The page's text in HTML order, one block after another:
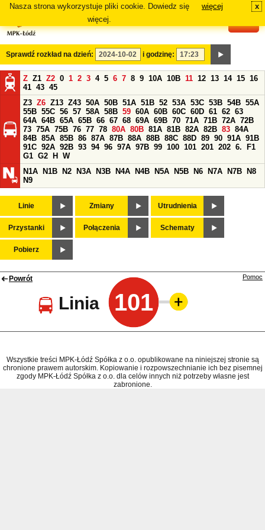
Nasza strona wykorzystuje pliki cookie. Dowiedz się
więcej.
więcej x
Sprawdź rozkład na dzień: i godzinę:
Z Z1 Z2 0 1 2 3 4 5 6 7 8 9 10A 10B 11 12 13 14 15 16
41 43 45
Z3 Z6 Z13 Z43 50A 50B 51A 51B 52 53A 53C 53B 54B 55A
55B 55C 56 57 58A 58B 59 60A 60B 60C 60D 61 62 63
64A 64B 65A 65B 66 67 68 69A 69B 70 71A 71B 72A 72B
73 75A 75B 76 77 78 80A 80B 81A 81B 82A 82B 83 84A
84B 85A 85B 86 87A 87B 88A 88B 88C 88D 89 90 91A 91B
91C 92A 92B 93 94 96 97A 97B 99 100 101 201 202 6.
F1
G1 G2 H
W
N1A
N1B N2 N3A N3B N4A N4B N5A N5B N6 N7A N7B
N8
N9
Linie Zmiany Utrudnienia
Przystanki Połączenia Schematy
Pobierz
Powrót
Linia 101
Pomoc
Wszystkie treści MPK-Łódź Spółka z o.o. opublikowane na niniejszej stronie są
chronione prawem autorskim. Kopiowanie i rozpowszechnianie ich bez pisemnej
zgody MPK-Łódź Spółka z o.o. dla celów innych niż potrzeby własne jest
zabronione.